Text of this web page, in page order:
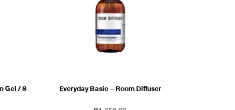
Gel / S
Everyday Basic – Room Diffuser